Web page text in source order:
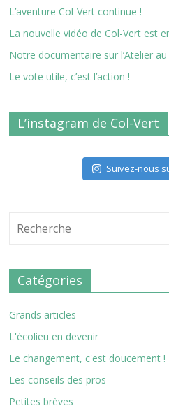
L’aventure Col-Vert continue !
La nouvelle vidéo de Col-Vert est
Notre documentaire sur l’Atelier
Le vote utile, c’est l’action !
L’instagram de Col-Vert
Suivez-nous
Catégories
Grands articles
L'écolieu en devenir
Le changement, c'est doucement !
Les conseils des pros
Petites brèves